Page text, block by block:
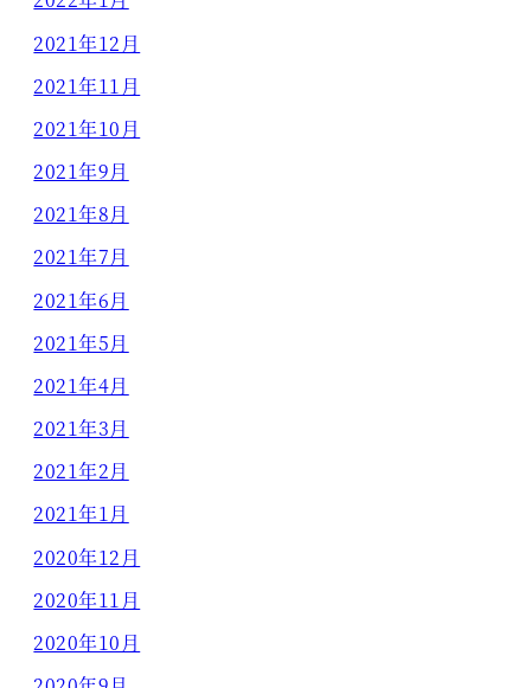
2021年12月
2021年11月
2021年10月
2021年9月
2021年8月
2021年7月
2021年6月
2021年5月
2021年4月
2021年3月
2021年2月
2021年1月
2020年12月
2020年11月
2020年10月